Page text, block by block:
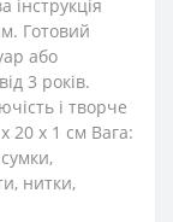
інструкція
Готовий
або
3 років.
і творче
20 х 1 см Вага:
нитки,